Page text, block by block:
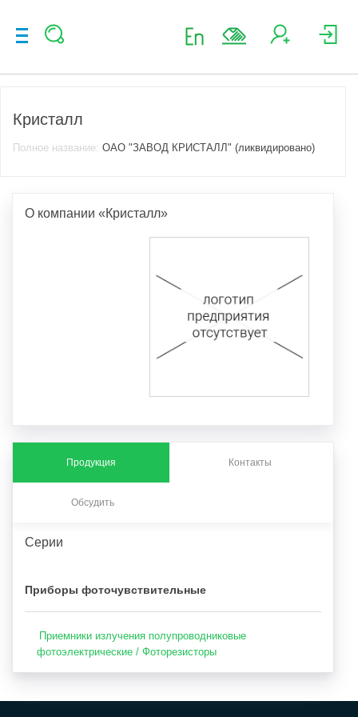
Кристалл
Полное название: ОАО "ЗАВОД КРИСТАЛЛ" (ликвидировано)
О компании «Кристалл»
Продукция Контакты
Обсудить
Серии
Приборы фоточувствительные
Приемники излучения полупроводниковые
фотоэлектрические / Фоторезисторы